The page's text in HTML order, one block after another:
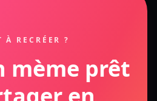
À RECRÉER ?
mème prêt